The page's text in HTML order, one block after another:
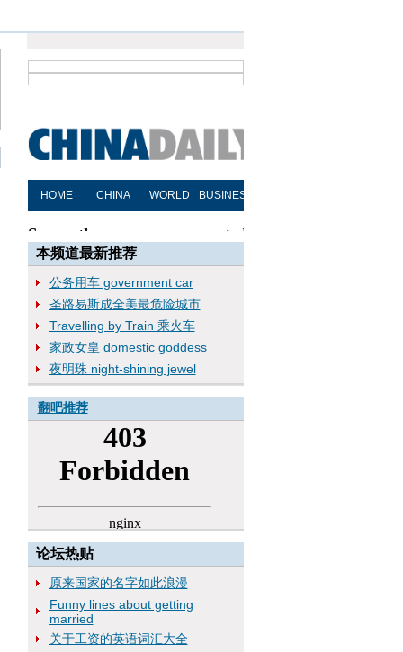
本频道最新推荐
公务用车 government car
圣路易斯成全美最危险城市
Travelling by Train 乘火车
家政女皇 domestic goddess
夜明珠 night-shining jewel
翻吧推荐
论坛热贴
原来国家的名字如此浪漫
Funny lines about getting
married
关于工资的英语词汇大全